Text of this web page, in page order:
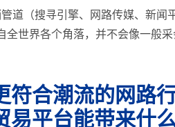
道（搜寻引擎、网路传媒、新
世界各个角落，并不会像一般
合潮流的网路
平台能带来什么